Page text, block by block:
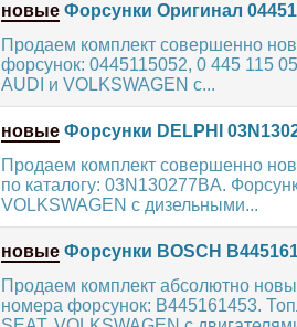
новые Форсунки Оригинал
Продаем комплект совершенно
форсунок: 0445115052, 0 445 115
AUDI и VOLKSWAGEN с...
новые Форсунки DELPHI
Продаем комплект совершенно
по каталогу: 03N130277BA.
VOLKSWAGEN с дизельными...
новые Форсунки BOSCH
Продаем комплект абсолютно
номера форсунок: B445161453.